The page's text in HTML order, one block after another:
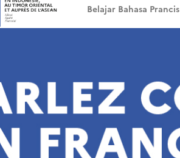
Belajar Bahasa Prancis